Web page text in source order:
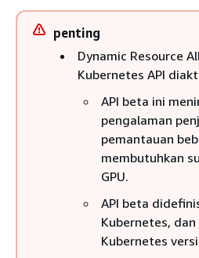
penting
Dynamic Resource
Kubernetes API
API beta ini
pengalaman
pemantauan
membutuhkan
GPU.
API beta
Kubernetes,
Kubernetes